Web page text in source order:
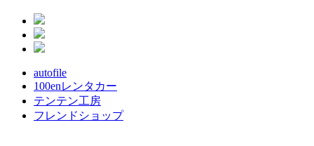
autofile
100enレンタカー
テンテン工房
フレンドショップ